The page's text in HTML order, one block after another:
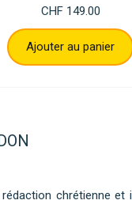
CHF149.00
Ajouter au panier
chrétienne et